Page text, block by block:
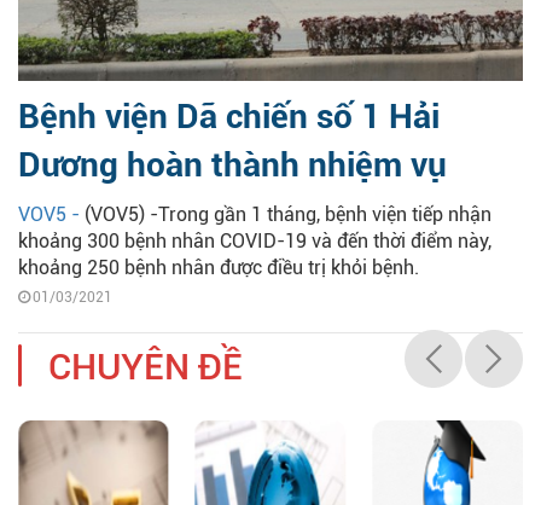
Bệnh viện Dã chiến số 1 Hải
Dương hoàn thành nhiệm vụ
VOV5 - (VOV5) -Trong gần 1 tháng, bệnh viện tiếp nhận
khoảng 300 bệnh nhân COVID-19 và đến thời điểm này,
khoảng 250 bệnh nhân được điều trị khỏi bệnh.
01/03/2021
CHUYÊN ĐỀ